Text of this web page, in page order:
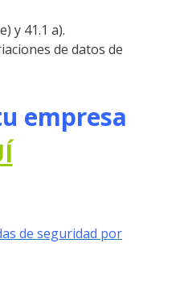
y 41.1 a).
de datos de
empresa
de seguridad por